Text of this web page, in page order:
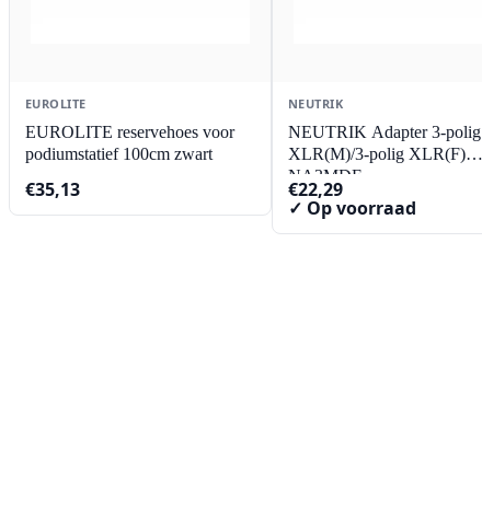
EUROLITE
EUROLITE reservehoes voor
podiumstatief 100cm zwart
€35,13
NEUTRIK
NEUTRIK Adapter 3-polig
XLR(M)/3-polig XLR(F)
NA3MDF
€22,29
✓ Op voorraad